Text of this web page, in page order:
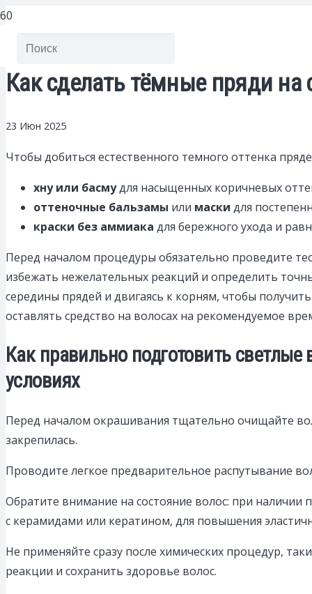
Как сделать тёмные пряди
23 Июн 2025
Чтобы добиться естественного темного оттенка
хну или басмудля насыщенных коричневых
оттеночные бальзамы или маски для
краски без аммиака для бережного ухода и
Перед началом процедуры обязательно проведите
избежать нежелательных реакций и определить
середины прядей и двигаясь к корням, чтобы
оставлять средство на волосах на рекомендуемое
Как правильно подготовить
условиях
Перед началом окрашивания тщательно очищайте
закрепилась.
Проводите легкое предварительное распутывание
Обратите внимание на состояние волос: при
с керамидами или кератином, для повышения
Не применяйте сразу после химических процедур,
реакции и сохранить здоровье волос.